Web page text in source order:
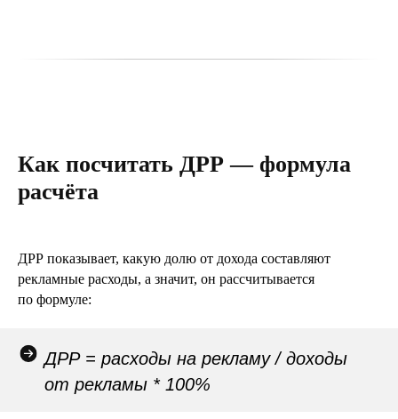
Как посчитать ДРР — формула
расчёта
ДРР показывает, какую долю от дохода составляют
рекламные расходы, а значит, он рассчитывается
по формуле:
ДРР = расходы на рекламу / доходы
от рекламы * 100%